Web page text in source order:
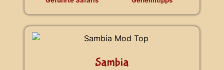
Sambia